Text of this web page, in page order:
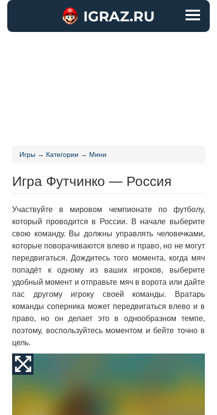
Игры → Категории → Мини
Игра Футчинко — Россия
Участвуйте в мировом чемпионате по футболу,
который проводится в России. В начале выберите
свою команду. Вы должны управлять человечками,
которые поворачиваются влево и право, но не могут
передвигаться. Дождитесь того момента, когда мяч
попадёт к одному из ваших игроков, выберите
удобный момент и отправьте мяч в ворота или дайте
пас другому игроку своей команды. Вратарь
команды соперника может передвигаться влево и в
право, но он делает это в однообразном темпе,
поэтому, воспользуйтесь моментом и бейте точно в
цель.